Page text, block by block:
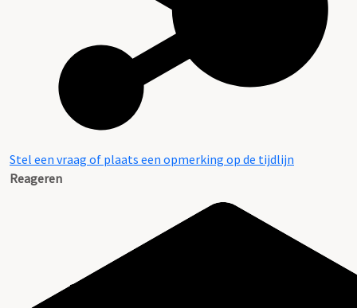
Stel een vraag of plaats een opmerking op de tijdlijn
Reageren